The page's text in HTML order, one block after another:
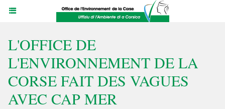
L'OFFICE DE
L'ENVIRONNEMENT DE LA
CORSE FAIT DES VAGUES
AVEC CAP MER